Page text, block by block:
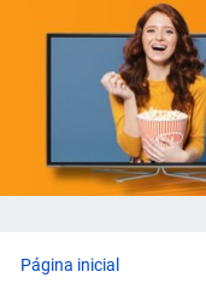
Página inicial